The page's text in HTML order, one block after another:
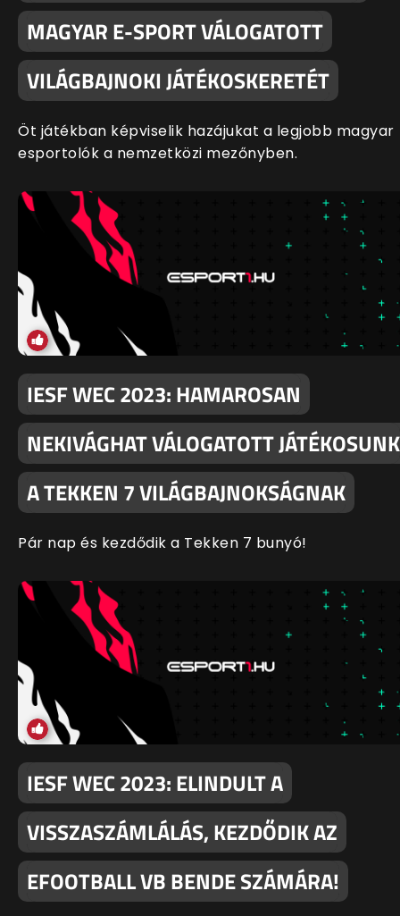
MAGYAR E-SPORT VÁLOGATOTT
VILÁGBAJNOKI JÁTÉKOSKERETÉT
Öt játékban képviselik hazájukat a legjobb magyar
esportolók a nemzetközi mezőnyben.
IESF WEC 2023: HAMAROSAN
NEKIVÁGHAT VÁLOGATOTT JÁTÉKOSUNK
A TEKKEN 7 VILÁGBAJNOKSÁGNAK
Pár nap és kezdődik a Tekken 7 bunyó!
IESF WEC 2023: ELINDULT A
VISSZASZÁMLÁLÁS, KEZDŐDIK AZ
EFOOTBALL VB BENDE SZÁMÁRA!